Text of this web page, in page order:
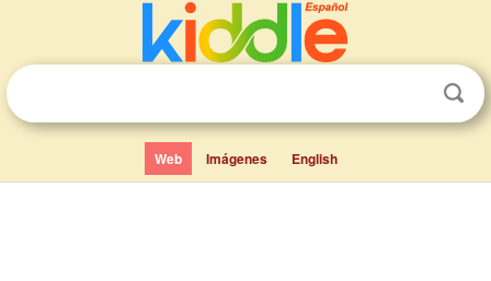
Web Imágenes English